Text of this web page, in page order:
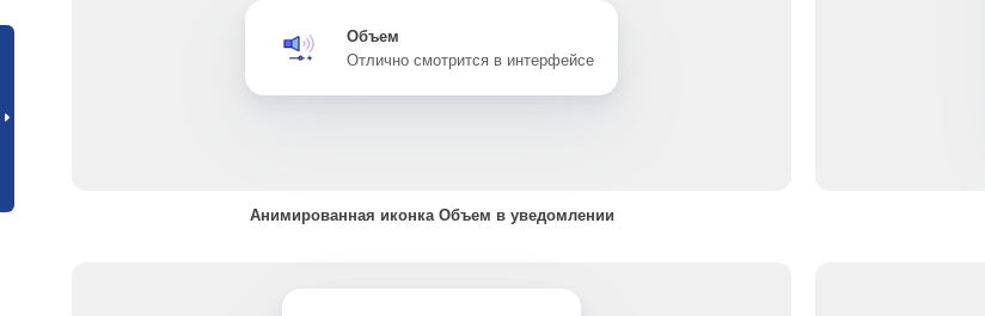
Объем
Отлично смотрится в интерфейсе
Анимированная иконка Объем в уведомлении